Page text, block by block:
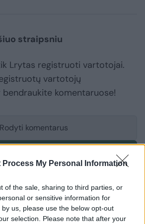
Process My Personal Information
of the sale, sharing to third parties, or
or sensitive information for
us, please use the below opt-out
selection. Please note that after your
straipsniu
Lrytas registruoti vartotojai.
vartotojų
komentaruose!
Rodyti komentarus